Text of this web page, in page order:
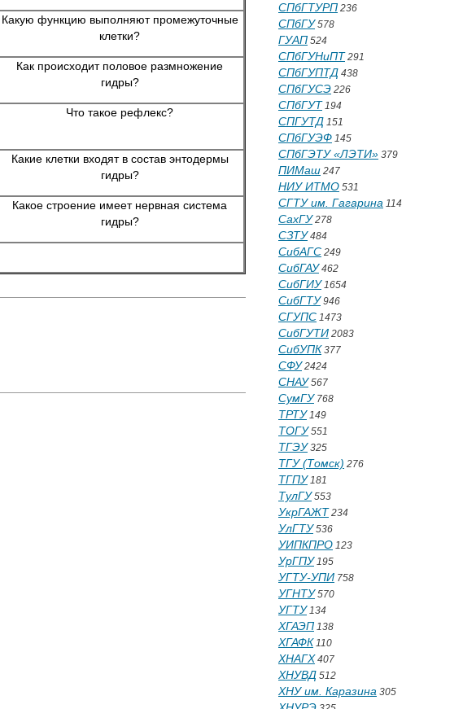
Какую функцию выполняют промежуточные
клетки?
Как происходит половое размножение
гидры?
Что такое рефлекс?
Какие клетки входят в состав энтодермы
гидры?
Какое строение имеет нервная система
гидры?
СПбГТУРП 236
СПбГУ578
ГУАП 524
СПбГУНиПТ 291
СПбГУПТД 438
СПбГУСЭ 226
СПбГУТ 194
СПГУТД 151
СПбГУЭФ 145
СПбГЭТУ «ЛЭТИ» 379
ПИМаш 247
НИУ ИТМО 531
СГТУ им. Гагарина 114
СахГУ278
СЗТУ484
СибАГС 249
СибГАУ462
СибГИУ1654
СибГТУ946
СГУПС 1473
СибГУТИ 2083
СибУПК 377
СФУ2424
СНАУ567
СумГУ768
ТРТУ149
ТОГУ551
ТГЭУ325
ТГУ (Томск) 276
ТГПУ181
ТулГУ553
УкрГАЖТ 234
УлГТУ536
УИПКПРО 123
УрГПУ195
УГТУ-УПИ 758
УГНТУ570
УГТУ134
ХГАЭП 138
ХГАФК 110
ХНАГХ 407
ХНУВД 512
ХНУ им. Каразина 305